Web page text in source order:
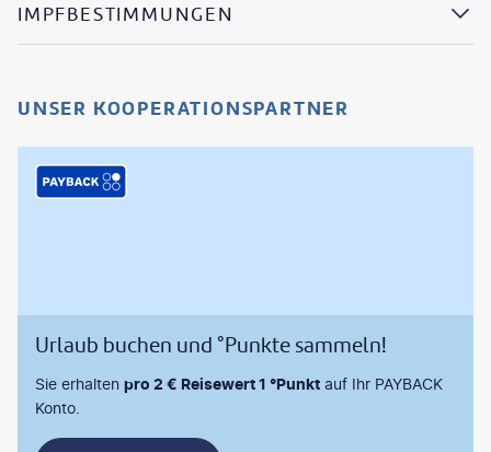
IMPFBESTIMMUNGEN
UNSER KOOPERATIONSPARTNER
Urlaub buchen und °Punkte sammeln!
Sie erhalten pro 2 € Reisewert 1 °Punkt auf Ihr PAYBACK
Konto.